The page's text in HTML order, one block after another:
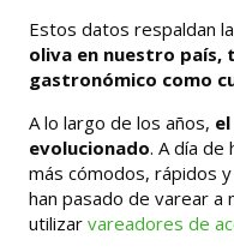
Estos datos respaldan la
oliva en nuestro país,
gastronómico como
A lo largo de los años,
evolucionado. A día de
más cómodos, rápidos
han pasado de varear a
utilizar vareadores de